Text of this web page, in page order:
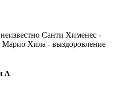
Санти Хименес -
Марио Хила - выздоровление
А